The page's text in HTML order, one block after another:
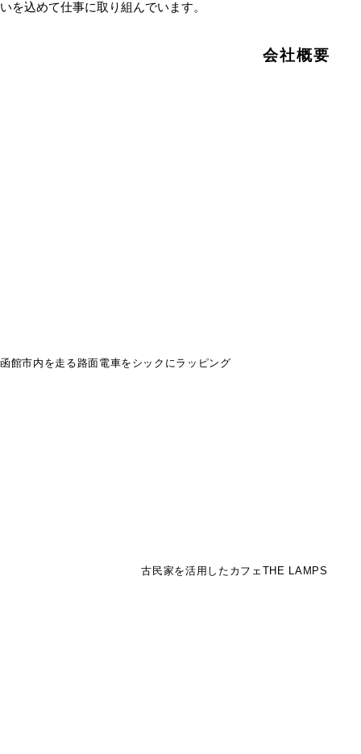
いを込めて仕事に取り組んでいます。
会社概要
函館市内を走る路面電車をシックにラッピング
古民家を活用したカフェTHE LAMPS